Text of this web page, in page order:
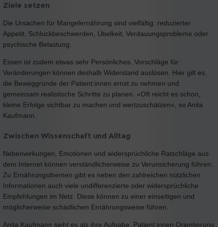
Ziele setzen
Die Ursachen für Mangelernährung sind vielfältig: reduzierter
Appetit, Schluckbeschwerden, Übelkeit, Verdauungsprobleme oder
psychische Belastung.
Essen ist zudem etwas sehr Persönliches. Vorschläge für
Veränderungen können deshalb Widerstand auslösen. Hier gilt es,
die Beweggründe der Patient:innen ernst zu nehmen und
gemeinsam realistische Schritte zu planen. «Oft reicht es schon,
kleine Erfolge sichtbar zu machen und wertzuschätzen», so Anita
Kaufmann.
Zwischen Wissenschaft und Alltag
Nebenwirkungen, Emotionen und widersprüchliche Ratschläge aus
dem Internet können verständlicherweise zu Verunsicherung führen.
Zu Ernährungsthemen gibt es neben den zahlreichen nützlichen
Informationen auch viele undifferenzierte oder widersprüchliche
Empfehlungen im Netz. Diese können zu einer einseitigen und
möglicherweise schädlichen Ernährungsweise führen.
Anita Kaufmann sieht es als ihre Aufgabe, Patient:innen Orientierung